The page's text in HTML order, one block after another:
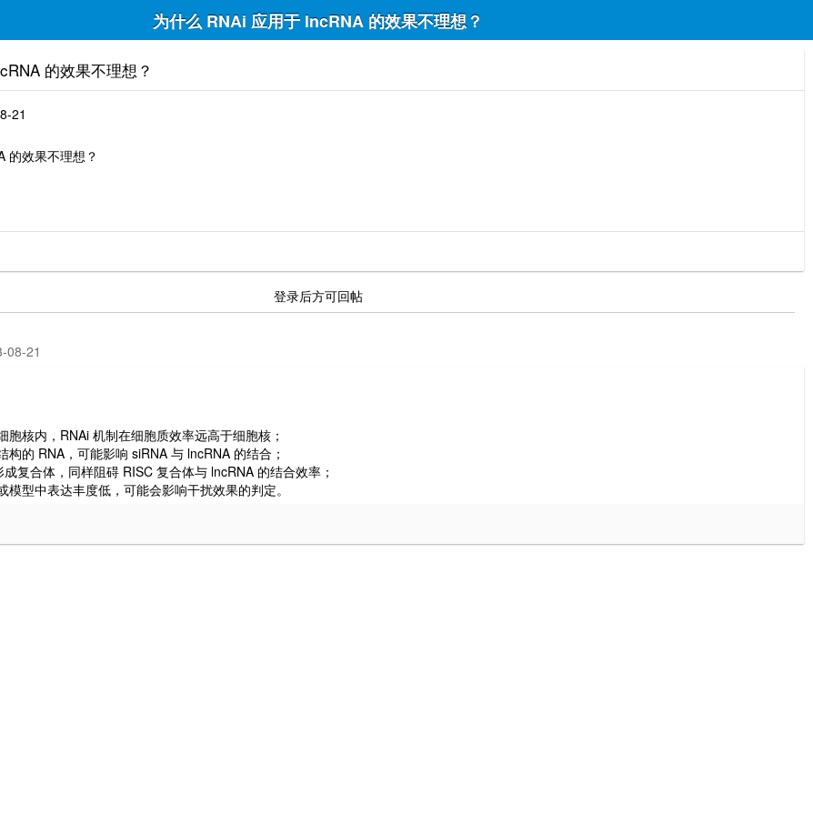
为什么 RNAi 应用于 lncRNA 的效果不理想？
的效果不理想？
21
的效果不理想？
登录后方可回帖
08-21
胞核内，RNAi 机制在细胞质效率远高于细胞核；
的 RNA，可能影响 siRNA 与 lncRNA 的结合；
复合体，同样阻碍 RISC 复合体与 lncRNA 的结合效率；
型中表达丰度低，可能会影响干扰效果的判定。